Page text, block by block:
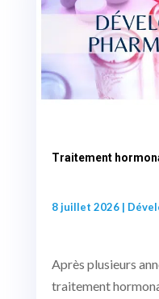
Traitement
8 juillet 2026|
Après plusieurs
traitement